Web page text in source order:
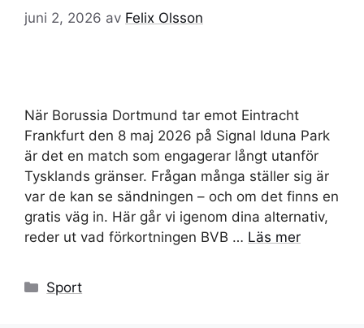
juni 2, 2026 av Felix Olsson
När Borussia Dortmund tar emot Eintracht
Frankfurt den 8 maj 2026 på Signal Iduna Park
är det en match som engagerar långt utanför
Tysklands gränser. Frågan många ställer sig är
var de kan se sändningen – och om det finns en
gratis väg in. Här går vi igenom dina alternativ,
reder ut vad förkortningen BVB … Läs mer
Kategorier
Sport